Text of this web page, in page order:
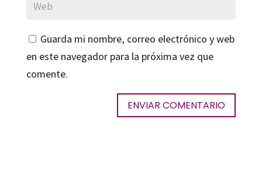
Guarda mi nombre, correo electrónico y web
en este navegador para la próxima vez que
comente.